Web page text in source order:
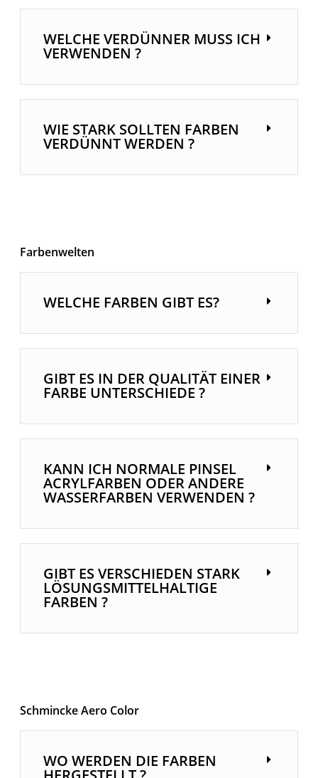
WELCHE VERDÜNNER MUSS ICH
VERWENDEN ?
WIE STARK SOLLTEN FARBEN
VERDÜNNT WERDEN ?
Farbenwelten
WELCHE FARBEN GIBT ES?
GIBT ES IN DER QUALITÄT EINER
FARBE UNTERSCHIEDE ?
KANN ICH NORMALE PINSEL
ACRYLFARBEN ODER ANDERE
WASSERFARBEN VERWENDEN ?
GIBT ES VERSCHIEDEN STARK
LÖSUNGSMITTELHALTIGE
FARBEN ?
Schmincke Aero Color
WO WERDEN DIE FARBEN